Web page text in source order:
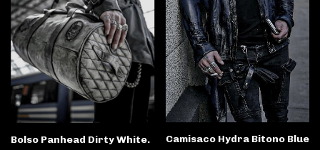
Bolso Panhead Dirty White.
Camisaco Hydra Bitono Blue